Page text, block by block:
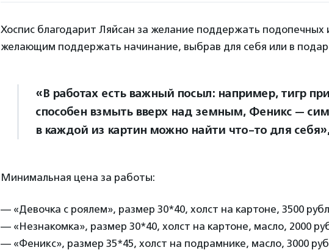
Хоспис благодарит Ляйсан за желание поддержать подопечных
желающим поддержать начинание, выбрав для себя или в
«В работах есть важный посыл: например, тигр
способен взмыть вверх над земным, Феникс —
в каждой из картин можно найти что-то для
Минимальная цена за работы:
— «Девочка с роялем», размер 30*40, холст на картоне, 3500
— «Незнакомка», размер 30*40, холст на картоне, масло, 2000
— «Феникс», размер 35*45, холст на подрамнике, масло, 3000